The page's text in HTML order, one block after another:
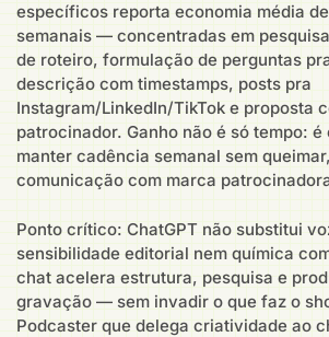
específicos reporta economia média de
semanais — concentradas em
de roteiro, formulação de perguntas
descrição com timestamps, posts pra
Instagram/LinkedIn/TikTok e proposta
patrocinador. Ganho não é só tempo:
manter cadência semanal sem
comunicação com marca
Ponto crítico: ChatGPT não substitui
sensibilidade editorial nem química
chat acelera estrutura, pesquisa e
gravação — sem invadir o que faz o
Podcaster que delega criatividade ao